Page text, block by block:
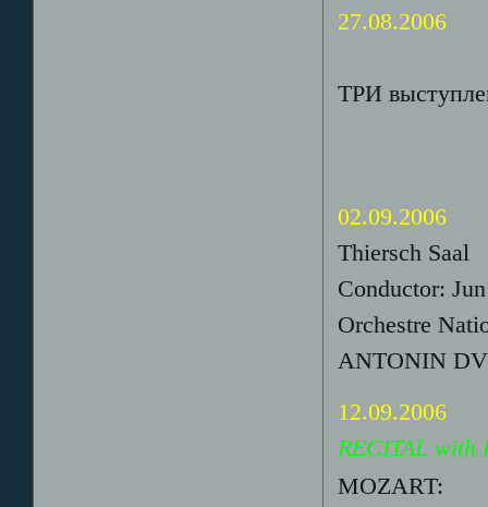
27.08.2006
ТРИ
02.09.2006
Thiersch Saal
Conductor:
Orchestre
ANTONIN
12.09.2006
RECITAL with
MOZART: